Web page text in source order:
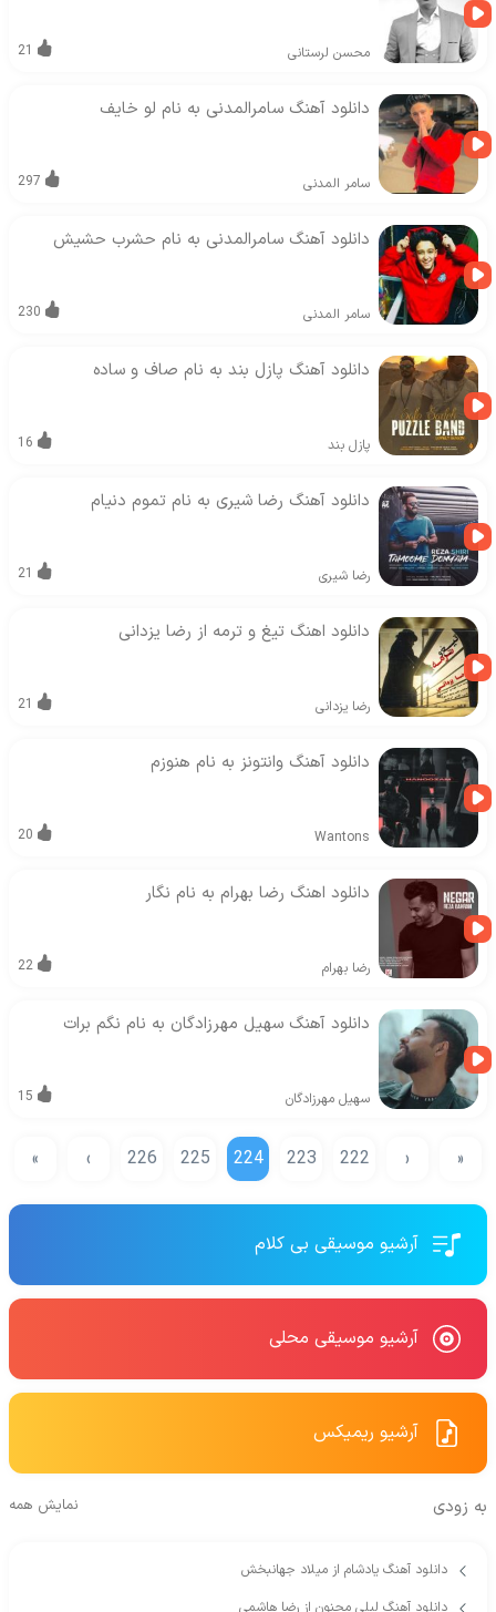
محسن لرستانی 21
دانلود آهنگ سامرالمدنی به نام لو خایف
سامر المدنی 297
دانلود آهنگ سامرالمدنی به نام حشرب حشیش
سامر المدنی 230
دانلود آهنگ پازل بند به نام صاف و ساده
پازل بند 16
دانلود آهنگ رضا شیری به نام تموم دنیام
رضا شیری 21
دانلود اهنگ تیغ و ترمه از رضا یزدانی
رضا یزدانی 21
دانلود آهنگ وانتونز به نام هنوزم
Wantons
20
دانلود اهنگ رضا بهرام به نام نگار
رضا بهرام 22
دانلود آهنگ سهیل مهرزادگان به نام نگم برات
سهیل مهرزادگان 15
«
‹
222
223
224
225
226
›
»
آرشیو موسیقی بی کلام
آرشیو موسیقی محلی
آرشیو ریمیکس
به زودی نمایش همه
دانلود آهنگ یادشام از میلاد جهانبخش
دانلود آهنگ لیلی مجنون از رضا هاشمی